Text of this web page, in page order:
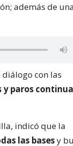
además de
con las
y paros
indicó que la
las basesy